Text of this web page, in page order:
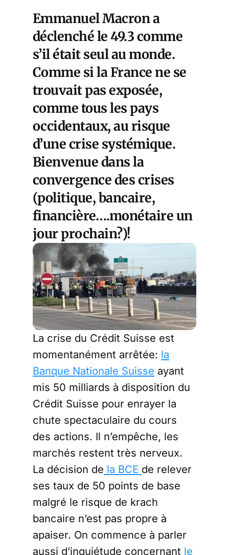
Emmanuel Macron a
déclenché le 49.3 comme
s’il était seul au monde.
Comme si la France ne se
trouvait pas exposée,
comme tous les pays
occidentaux, au risque
d’une crise systémique.
Bienvenue dans la
convergence des crises
(politique, bancaire,
financière….monétaire un
jour prochain?)!
La crise du Crédit Suisse est
momentanément arrêtée: la
Banque Nationale Suisse ayant
mis 50 milliards à disposition du
Crédit Suisse pour enrayer la
chute spectaculaire du cours
des actions. Il n’empêche, les
marchés restent très nerveux.
La décision de la BCE de relever
ses taux de 50 points de base
malgré le risque de krach
bancaire n’est pas propre à
apaiser. On commence à parler
aussi d’inquiétude concernant le